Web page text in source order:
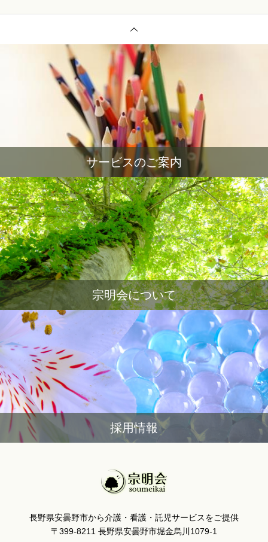
サービスのご案内
宗明会について
採用情報
長野県安曇野市から介護・看護・託児サービスをご提供
〒399-8211 長野県安曇野市堀金烏川1079-1